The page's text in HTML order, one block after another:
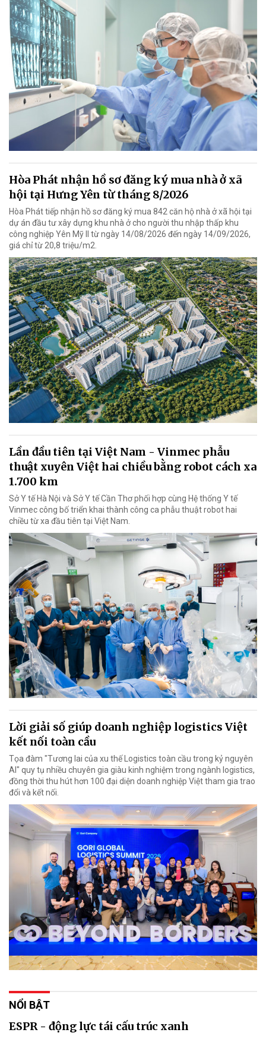
Hòa Phát nhận hồ sơ đăng ký mua nhà ở xã
hội tại Hưng Yên từ tháng 8/2026
Hòa Phát tiếp nhận hồ sơ đăng ký mua 842 căn hộ nhà ở xã hội tại
dự án đầu tư xây dựng khu nhà ở cho người thu nhập thấp khu
công nghiệp Yên Mỹ II từ ngày 14/08/2026 đến ngày 14/09/2026,
giá chỉ từ 20,8 triệu/m2.
Lần đầu tiên tại Việt Nam - Vinmec phẫu
thuật xuyên Việt hai chiều bằng robot cách xa
1.700 km
Sở Y tế Hà Nội và Sở Y tế Cần Thơ phối hợp cùng Hệ thống Y tế
Vinmec công bố triển khai thành công ca phẫu thuật robot hai
chiều từ xa đầu tiên tại Việt Nam.
Lời giải số giúp doanh nghiệp logistics Việt
kết nối toàn cầu
Tọa đàm "Tương lai của xu thế Logistics toàn cầu trong kỷ nguyên
AI" quy tụ nhiều chuyên gia giàu kinh nghiệm trong ngành logistics,
đồng thời thu hút hơn 100 đại diện doanh nghiệp Việt tham gia trao
đổi và kết nối.
NỔI BẬT
ESPR - động lực tái cấu trúc xanh